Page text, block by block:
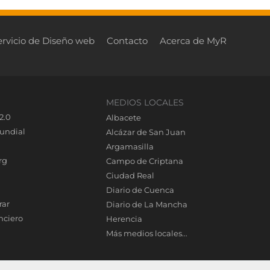
de Diseño web Contacto Acerca de MyR
MEDIOS LOCALES
Albacete
Alcázar de San Juan
Argamasilla
Campo de Criptana
Ciudad Real
Diario de Cuenca
Diario de La Mancha
Herencia
Más medios locales...